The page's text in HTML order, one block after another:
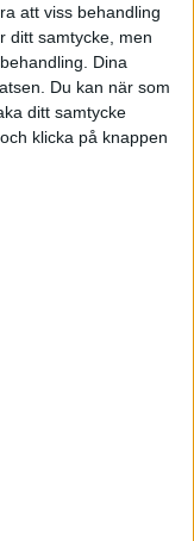
att viss behandling
ditt samtycke, men
Dina
Du kan när som
ditt samtycke
klicka på knappen